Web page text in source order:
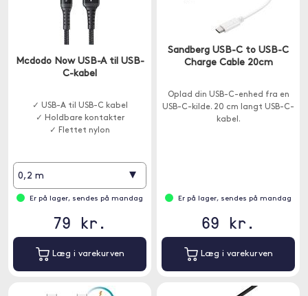
Mcdodo Now USB-A til USB-
C-kabel
✓ USB-A til USB-C kabel
✓ Holdbare kontakter
✓ Flettet nylon
0,2 m ▾
Er på lager, sendes på mandag
79 kr.
Læg i varekurven
Sandberg USB-C to USB-C
Charge Cable 20cm
Oplad din USB-C-enhed fra en
USB-C-kilde. 20 cm langt USB-C-
kabel.
Er på lager, sendes på mandag
69 kr.
Læg i varekurven